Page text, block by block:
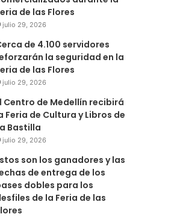
de las Flores
julio 29, 2026
de 4.100 servidores
la seguridad en la
de las Flores
julio 29, 2026
Centro de Medellín recibirá
Feria de Cultura y Libros de
Bastilla
julio 29, 2026
son los ganadores y las
de entrega de los
dobles para los
de la Feria de las